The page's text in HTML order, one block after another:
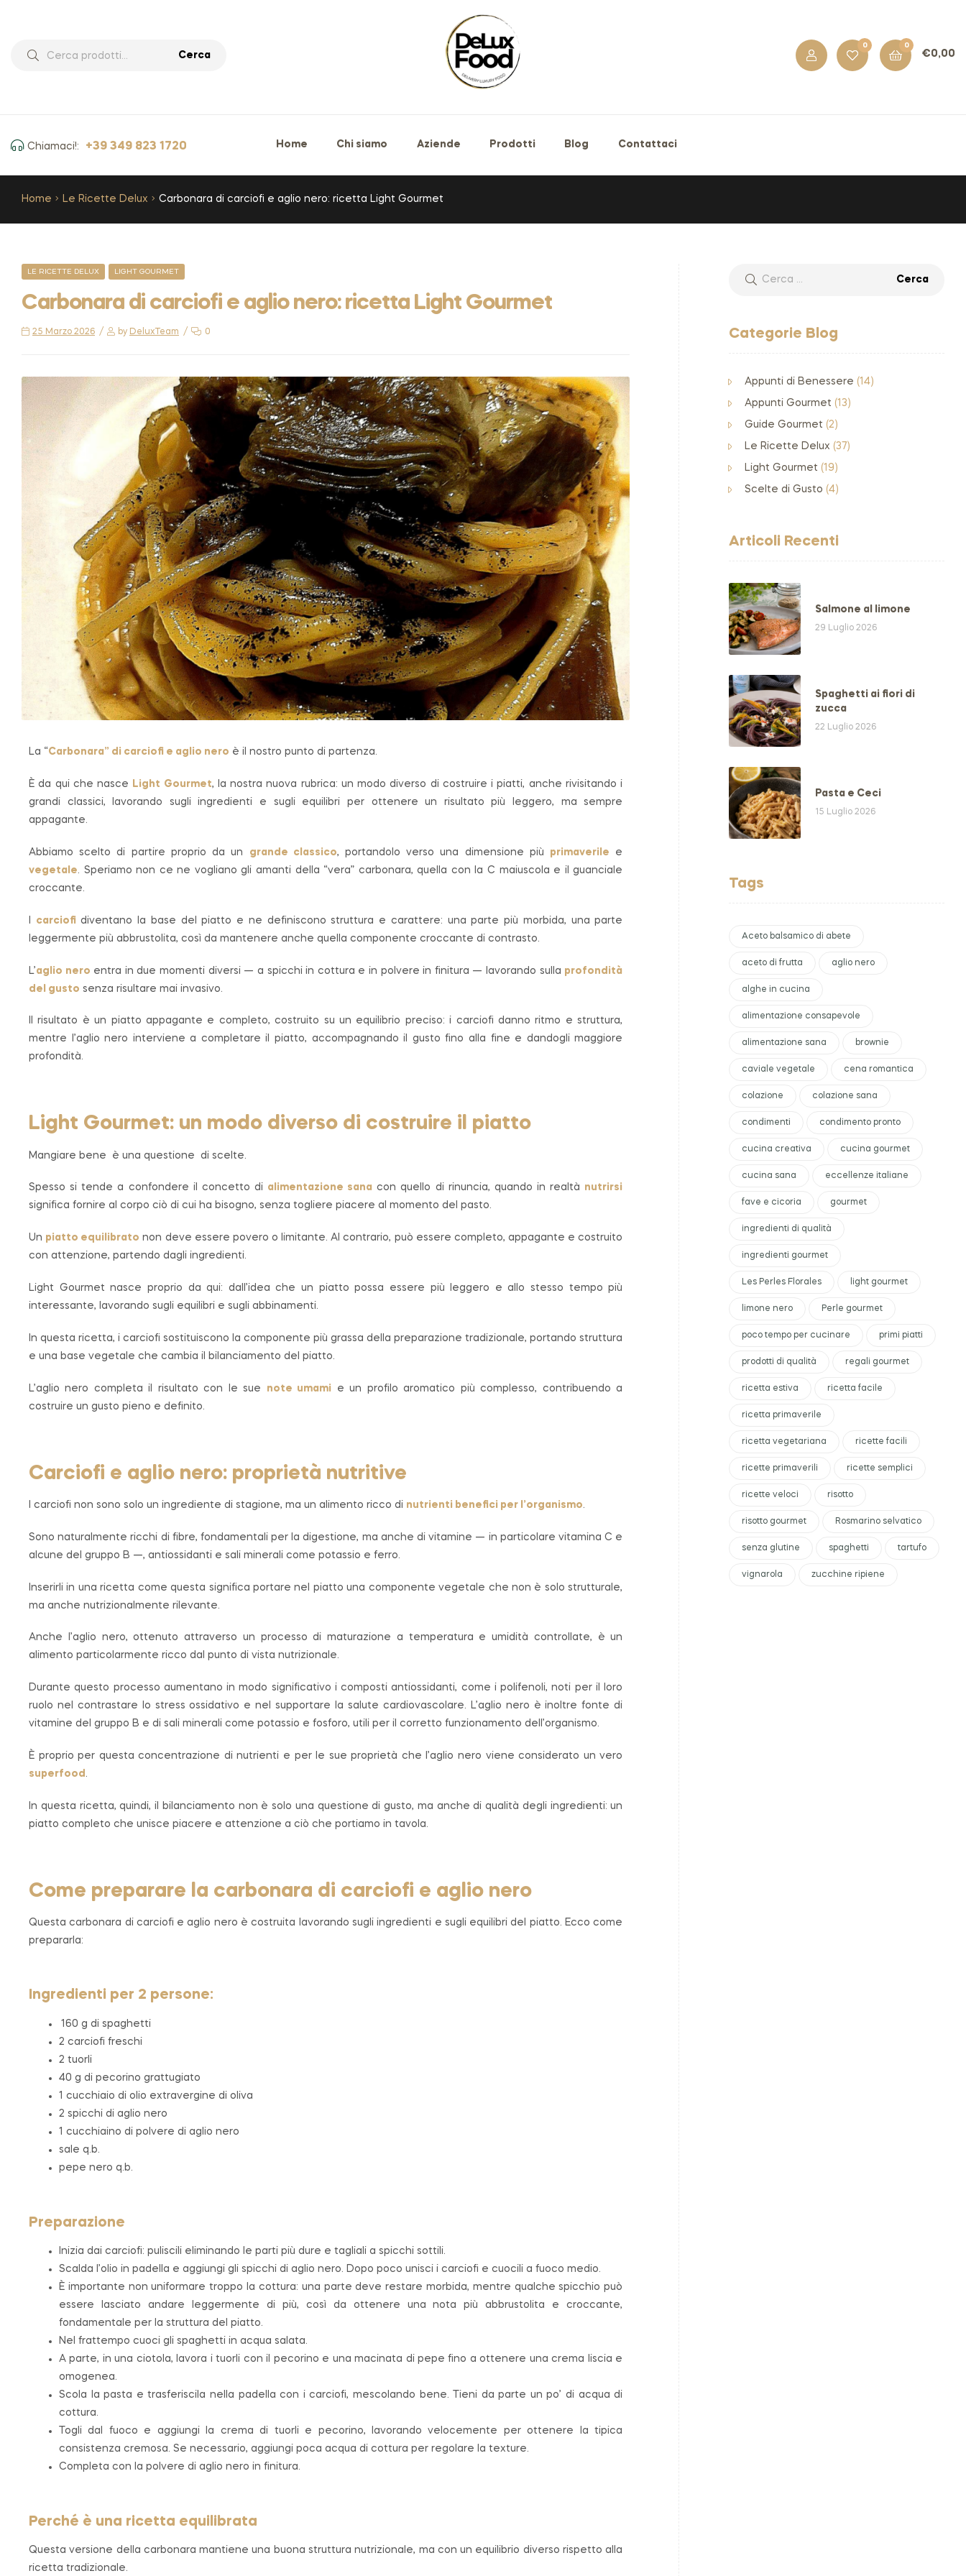
Cerca
0 0
€0,00
Chiamaci!: +39 349 823 1720 Home Chi siamo Aziende Prodotti Blog Contattaci
Home Le Ricette Delux Carbonara di carciofi e aglio nero: ricetta Light Gourmet
LE RICETTE DELUX LIGHT GOURMET
Carbonara di carciofi e aglio nero: ricetta Light Gourmet
25 Marzo 2026 by DeluxTeam 0
La “Carbonara” di carciofi e aglio nero è il nostro punto di partenza.
È da qui che nasce Light Gourmet, la nostra nuova rubrica: un modo diverso di costruire i piatti, anche rivisitando i
grandi classici, lavorando sugli ingredienti e sugli equilibri per ottenere un risultato più leggero, ma sempre
appagante.
Abbiamo scelto di partire proprio da un grande classico, portandolo verso una dimensione più primaverile e
vegetale. Speriamo non ce ne vogliano gli amanti della “vera” carbonara, quella con la C maiuscola e il guanciale
croccante.
carciofidiventano la base del piatto e ne definiscono struttura e carattere: una parte più morbida, una parte
leggermente più abbrustolita, così da mantenere anche quella componente croccante di contrasto.
L’aglio nero entra in due momenti diversi — a spicchi in cottura e in polvere in finitura — lavorando sulla profondità
del gusto senza risultare mai invasivo.
Il risultato è un piatto appagante e completo, costruito su un equilibrio preciso: i carciofi danno ritmo e struttura,
mentre l’aglio nero interviene a completare il piatto, accompagnando il gusto fino alla fine e dandogli maggiore
profondità.
Light Gourmet: un modo diverso di costruire il piatto
Mangiare bene è una questione di scelte.
Spesso si tende a confondere il concetto di alimentazione sana con quello di rinuncia, quando in realtà nutrirsi
significa fornire al corpo ciò di cui ha bisogno, senza togliere piacere al momento del pasto.
Un piatto equilibrato non deve essere povero o limitante. Al contrario, può essere completo, appagante e costruito
con attenzione, partendo dagli ingredienti.
Light Gourmet nasce proprio da qui: dall’idea che un piatto possa essere più leggero e allo stesso tempo più
interessante, lavorando sugli equilibri e sugli abbinamenti.
In questa ricetta, i carciofi sostituiscono la componente più grassa della preparazione tradizionale, portando struttura
e una base vegetale che cambia il bilanciamento del piatto.
L’aglio nero completa il risultato con le sue note umami e un profilo aromatico più complesso, contribuendo a
costruire un gusto pieno e definito.
Carciofi e aglio nero: proprietà nutritive
I carciofi non sono solo un ingrediente di stagione, ma un alimento ricco di nutrienti benefici per l’organismo.
Sono naturalmente ricchi di fibre, fondamentali per la digestione, ma anche di vitamine — in particolare vitamina C e
alcune del gruppo B —, antiossidanti e sali minerali come potassio e ferro.
Inserirli in una ricetta come questa significa portare nel piatto una componente vegetale che non è solo strutturale,
ma anche nutrizionalmente rilevante.
Anche l’aglio nero, ottenuto attraverso un processo di maturazione a temperatura e umidità controllate, è un
alimento particolarmente ricco dal punto di vista nutrizionale.
Durante questo processo aumentano in modo significativo i composti antiossidanti, come i polifenoli, noti per il loro
ruolo nel contrastare lo stress ossidativo e nel supportare la salute cardiovascolare. L’aglio nero è inoltre fonte di
vitamine del gruppo B e di sali minerali come potassio e fosforo, utili per il corretto funzionamento dell’organismo.
È proprio per questa concentrazione di nutrienti e per le sue proprietà che l’aglio nero viene considerato un vero
superfood .
In questa ricetta, quindi, il bilanciamento non è solo una questione di gusto, ma anche di qualità degli ingredienti: un
piatto completo che unisce piacere e attenzione a ciò che portiamo in tavola.
Come preparare la carbonara di carciofi e aglio nero
Questa carbonara di carciofi e aglio nero è costruita lavorando sugli ingredienti e sugli equilibri del piatto. Ecco come
prepararla:
Ingredienti per 2 persone:
160 g di spaghetti
2 carciofi freschi
2 tuorli
40 g di pecorino grattugiato
1 cucchiaio di olio extravergine di oliva
2 spicchi di aglio nero
1 cucchiaino di polvere di aglio nero
sale q.b.
pepe nero q.b.
Preparazione
Inizia dai carciofi: puliscili eliminando le parti più dure e tagliali a spicchi sottili.
Scalda l’olio in padella e aggiungi gli spicchi di aglio nero. Dopo poco unisci i carciofi e cuocili a fuoco medio.
È importante non uniformare troppo la cottura: una parte deve restare morbida, mentre qualche spicchio può
essere lasciato andare leggermente di più, così da ottenere una nota più abbrustolita e croccante,
fondamentale per la struttura del piatto.
Nel frattempo cuoci gli spaghetti in acqua salata.
A parte, in una ciotola, lavora i tuorli con il pecorino e una macinata di pepe fino a ottenere una crema liscia e
omogenea.
Scola la pasta e trasferiscila nella padella con i carciofi, mescolando bene. Tieni da parte un po’ di acqua di
cottura.
Togli dal fuoco e aggiungi la crema di tuorli e pecorino, lavorando velocemente per ottenere la tipica
consistenza cremosa. Se necessario, aggiungi poca acqua di cottura per regolare la texture.
Completa con la polvere di aglio nero in finitura.
Perché è una ricetta equilibrata
Questa versione della carbonara mantiene una buona struttura nutrizionale, ma con un equilibrio diverso rispetto alla
ricetta tradizionale.
Categorie Blog
Appunti di Benessere (14)
Appunti Gourmet (13)
Guide Gourmet (2)
Le Ricette Delux (37)
Light Gourmet (19)
Scelte di Gusto (4)
Articoli Recenti
Salmone al limone
29 Luglio 2026
Spaghetti ai fiori di
zucca
22 Luglio 2026
Pasta e Ceci
15 Luglio 2026
Tags
Aceto balsamico di abete
aceto di frutta aglio nero
alghe in cucina
alimentazione consapevole
alimentazione sana brownie
caviale vegetale cena romantica
colazione colazione sana
condimenti condimento pronto
cucina creativa cucina gourmet
cucina sana eccellenze italiane
fave e cicoria gourmet
ingredienti di qualità
ingredienti gourmet
Les Perles Florales light gourmet
limone nero Perle gourmet
poco tempo per cucinare primi piatti
prodotti di qualità regali gourmet
ricetta estiva ricetta facile
ricetta primaverile
ricetta vegetariana ricette facili
ricette primaverili ricette semplici
ricette veloci risotto
risotto gourmet Rosmarino selvatico
senza glutine spaghetti tartufo
vignarola zucchine ripiene